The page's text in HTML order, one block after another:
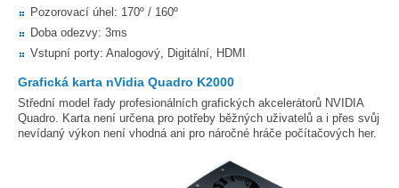
Pozorovací úhel: 170º / 160º
Doba odezvy: 3ms
Vstupní porty: Analogový, Digitální, HDMI
Grafická karta nVidia Quadro K2000
Střední model řady profesionálních grafických akcelerátorů NVIDIA
Quadro. Karta není určena pro potřeby běžných uživatelů a i přes svůj
nevídaný výkon není vhodná ani pro náročné hráče počítačových her.